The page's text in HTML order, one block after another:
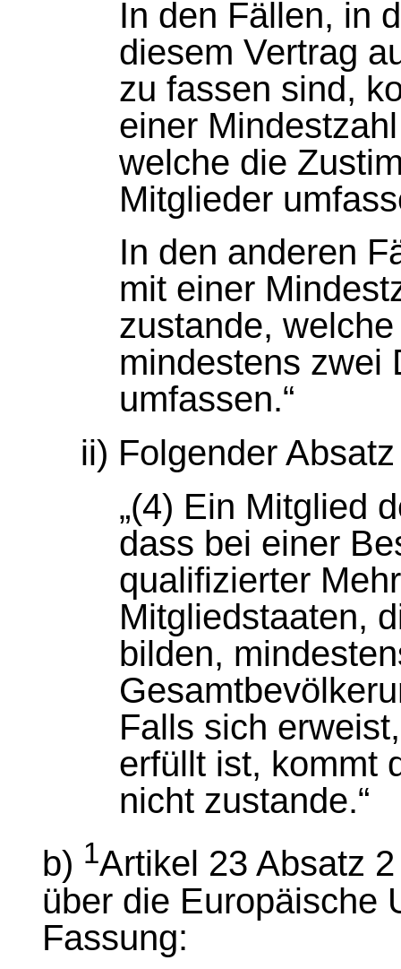
In den Fällen, in
diesem Vertrag
zu fassen sind,
einer
welche die
Mitglieder
In den anderen
mit einer
zustande,
mindestens zwei
umfassen.“
ii) Folgender
„(4) Ein Mitglied
dass bei einer
qualifizierter
Mitgliedstaaten,
bilden,
Falls sich
erfüllt ist, kommt
nicht zustande.“
b) 1Artikel 23 Absatz
über die Europäische
Fassung: